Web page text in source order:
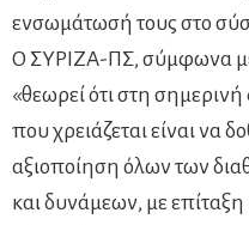
ενσωμάτωσή τους στο
Ο ΣΥΡΙΖΑ-ΠΣ, σύμφωνα με
«θεωρεί ότι στη
που χρειάζεται είναι να
αξιοποίηση όλων των
και δυνάμεων, με επίταξη